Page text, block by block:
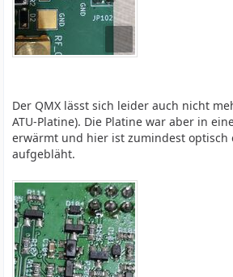
Der QMX lässt sich leider auch nicht
ATU-Platine). Die Platine war aber in
erwärmt und hier ist zumindest optisch
aufgebläht.